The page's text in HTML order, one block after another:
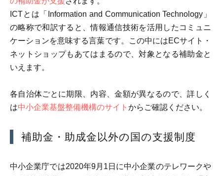
ICTとは「Information and Communication Technology」
の略称で和訳すると、情報通信技術を活用したコミュニ
ケーションを意味する言葉です。この中にはECサイト・
ネットショップもあてはまるので、対象となる補助金と
いえます。
各自治体ごとに期限、内容、金額が異なるので、詳しく
は中小企業基盤整備機構のサイト からご確認ください。
補助金・助成金以外の国の支援制度
中小企業庁では2020年9月1日に中小企業のテレワークや